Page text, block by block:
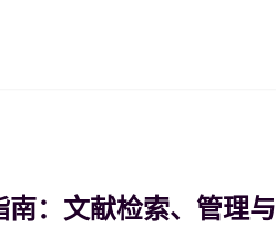
：文献检索、管理